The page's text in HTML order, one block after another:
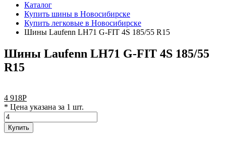
Каталог
Купить шины в Новосибирске
Купить легковые в Новосибирске
Шины Laufenn LH71 G-FIT 4S 185/55 R15
Шины Laufenn LH71 G-FIT 4S 185/55
R15
4 918Р
* Цена указана за 1 шт.
Купить